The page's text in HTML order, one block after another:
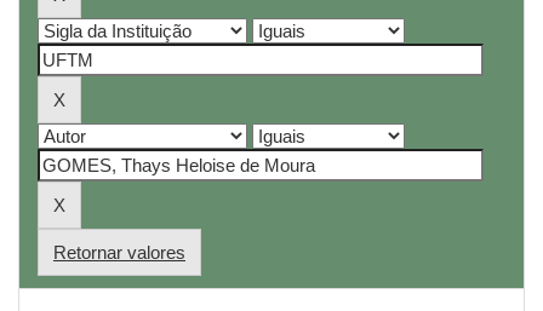
Retornar valores